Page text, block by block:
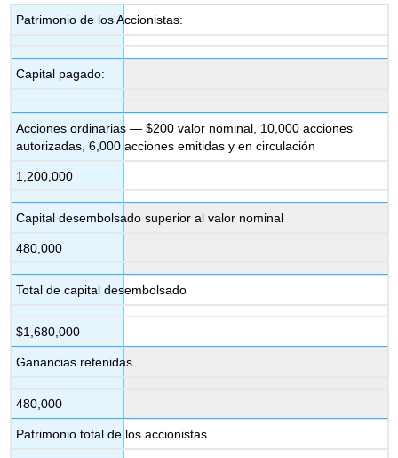
Patrimonio de los Accionistas:
Capital pagado:
Acciones ordinarias — $200 valor nominal, 10,000 acciones
autorizadas, 6,000 acciones emitidas y en circulación
1,200,000
Capital desembolsado superior al valor nominal
480,000
Total de capital desembolsado
$1,680,000
Ganancias retenidas
480,000
Patrimonio total de los accionistas